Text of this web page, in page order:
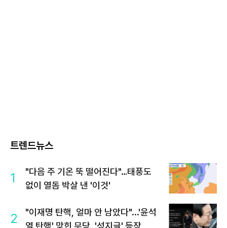
트렌드뉴스
1
"다음 주 기온 뚝 떨어진다"…태풍도
없이 열돔 박살 낸 '이것'
2
"이재명 탄핵, 얼마 안 남았다"...'윤석
열 탄핵' 맞힌 무당, '성지글' 등장